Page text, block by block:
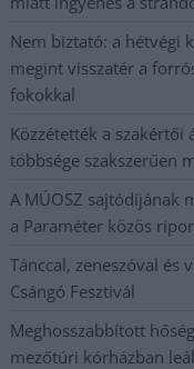
Nem biztató: a hétvégi
megint visszatér a
fokokkal
Közzétették a szakértői
többsége szakszerűen
A MÚOSZ sajtódíjának
a Paraméter közös
Tánccal, zeneszóval és
Csángó Fesztivál
Meghosszabbított
mezőtúri kórházban